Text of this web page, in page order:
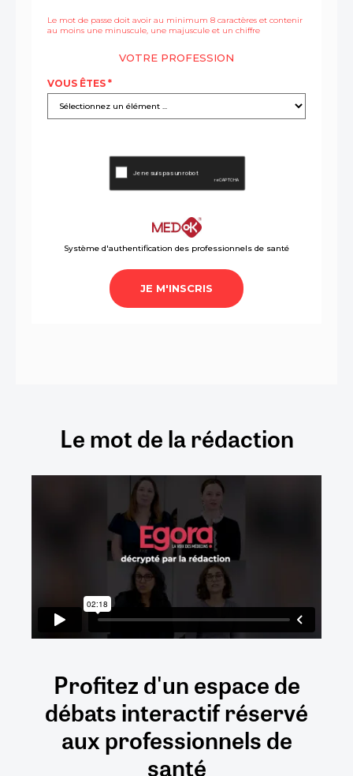
Le mot de la rédaction
Profitez d'un espace de
débatsinteractifréservé
auxprofessionnels de
santé